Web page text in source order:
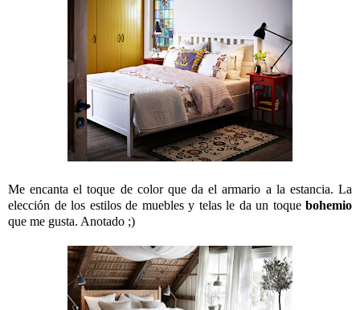
Me encanta el toque de color que da el armario a la estancia. La
elección de los estilos de muebles y telas le da un toque bohemio
que me gusta. Anotado ;)